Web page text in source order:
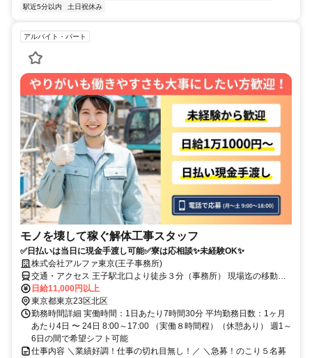
駅近5分以内
土日祝休み
アルバイト・パート
モノを壊して稼ぐ解体工事スタッフ
✅日払いは当日に現金手渡し可能✅寮は応相談✨未経験OK✨
株式会社アルファ東京(王子事務所)
交通・アクセス 王子駅北口より徒歩３分（事務所） 現場迄の移動交
通費支給
日給11,000円以上
東京都東京23区北区
勤務時間詳細 実働時間：1日あたり7時間30分 平均勤務日数：1ヶ月
あたり4日 〜 24日 8:00～17:00 （実働８時間程）（休憩あり） 週1～
6日の間で希望シフト可能
仕事内容 ＼業績好調！仕事の切れ目無し！／ ＼急募！のこり５名募